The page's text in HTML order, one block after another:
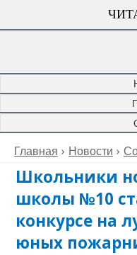
Главная Новости
Школьники
школы №10
конкурсе на
юных